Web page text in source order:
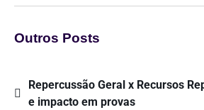
Outros Posts
Repercussão Geral x Recursos
e impacto em provas